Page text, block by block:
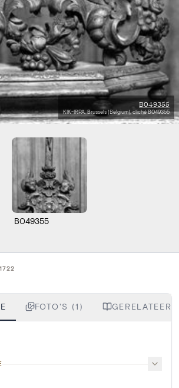
B049355
KIK-IRPA, Brussels (Belgium), cliché B049355
B049355
1722
FOTO'S (1)